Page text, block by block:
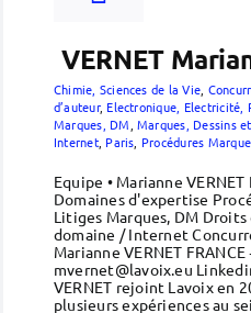
VERNET
Chimie, Sciences de la Vie
d’auteur, Electronique, Electricité,
Marques, DM Marques, Dessins
Internet, Paris Procédures
Equipe • Marianne
Domaines d'expertise
Litiges Marques, DM
domaine / Internet
Marianne VERNET
mvernet@lavoix.eu
VERNET rejoint Lavoix en
plusieurs expériences au